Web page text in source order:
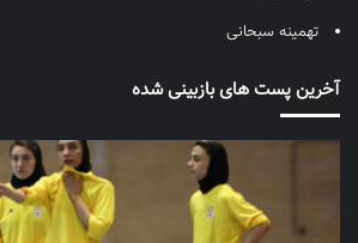
تهمینه سبحانی
آخرین پست های بازبینی شده